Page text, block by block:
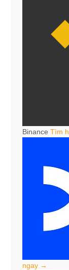
Binance Tìm
ngay →